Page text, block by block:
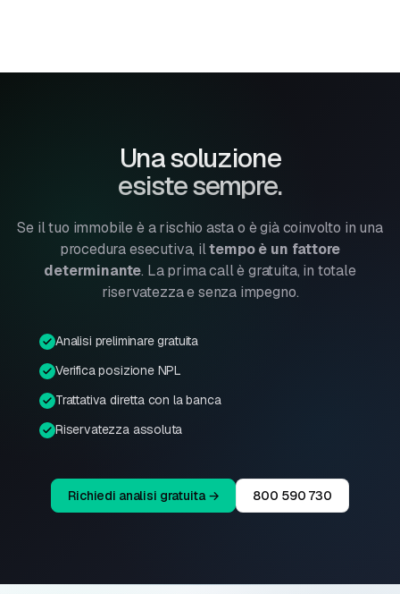
Una soluzione
esiste sempre.
Se il tuo immobile è a rischio asta o è già coinvolto in una
procedura esecutiva, iltempo è un fattore
determinante. La prima call è gratuita, in totale
riservatezza e senza impegno.
Analisi preliminare gratuita
Verifica posizione NPL
Trattativa diretta con la banca
Riservatezza assoluta
Richiedi analisi gratuita → 800 590 730